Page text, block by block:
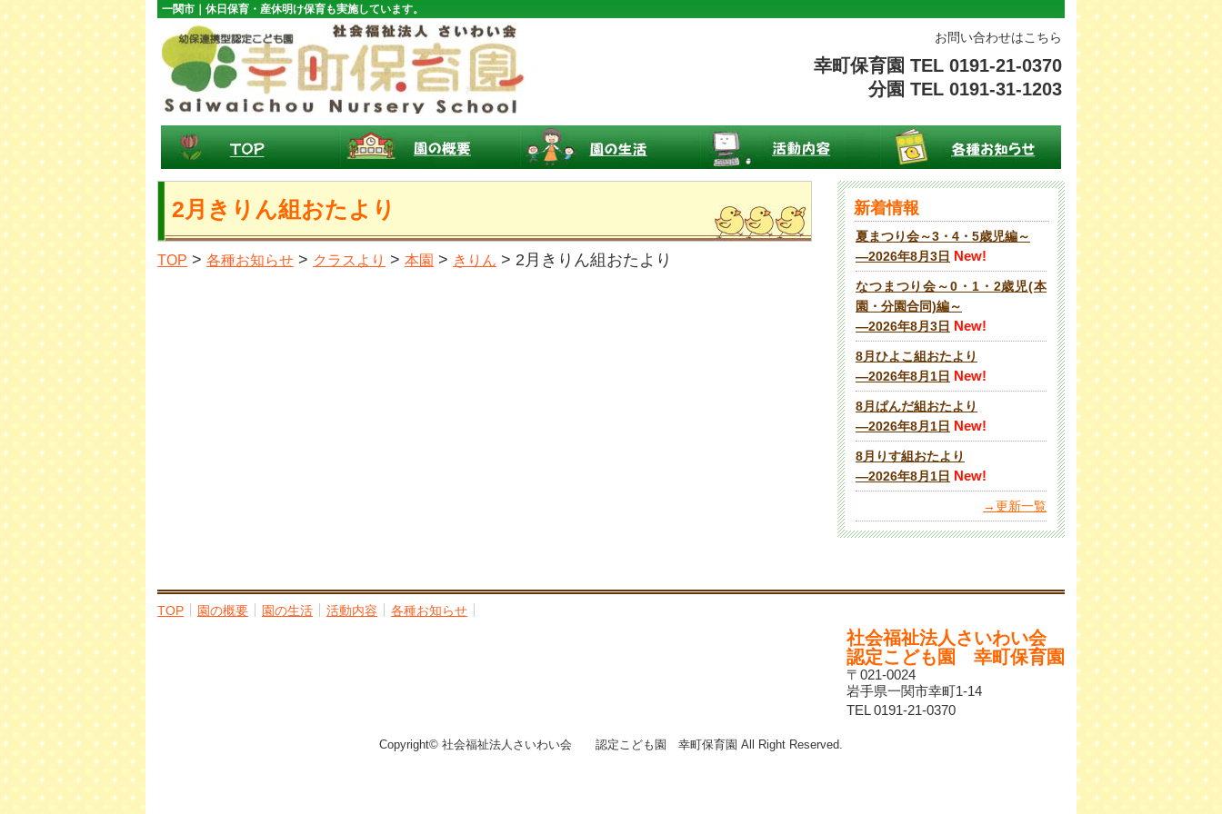
一関市｜休日保育・産休明け保育も実施しています。
お問い合わせはこちら
幸町保育園 TEL 0191-21-0370
分園 TEL 0191-31-1203
2月きりん組おたより
TOP > 各種お知らせ > クラスより > 本園 > きりん > 2月きりん組おたより
新着情報
夏まつり会～3・4・5歳児編～
―2026年8月3日 New!
なつまつり会～0・1・2歳児(本
園・分園合同)編～
―2026年8月3日 New!
8月ひよこ組おたより
―2026年8月1日 New!
8月ぱんだ組おたより
―2026年8月1日 New!
8月りす組おたより
―2026年8月1日 New!
→更新一覧
TOP 園の概要 園の生活 活動内容 各種お知らせ
社会福祉法人さいわい会
認定こども園 幸町保育園
〒021-0024
岩手県一関市幸町1-14
TEL 0191-21-0370
Copyright© 社会福祉法人さいわい会 認定こども園 幸町保育園 All Right Reserved.